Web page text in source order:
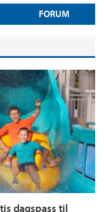
FORUM
dagspass til